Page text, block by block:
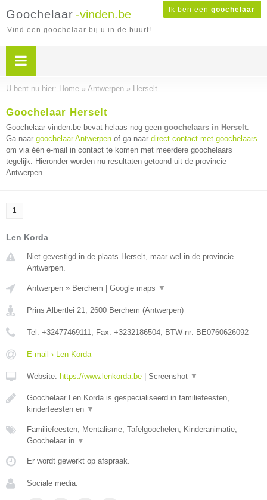
Ik ben een goochelaar
Goochelaar -vinden.be
Vind een goochelaar bij u in de buurt!
U bent nu hier: Home » Antwerpen » Herselt
Goochelaar Herselt
Goochelaar-vinden.be bevat helaas nog geen goochelaars in Herselt.
Ga naar goochelaar Antwerpen of ga naar direct contact met goochelaars
om via één e-mail in contact te komen met meerdere goochelaars
tegelijk. Hieronder worden nu resultaten getoond uit de provincie
Antwerpen.
1
Len Korda
Niet gevestigd in de plaats Herselt, maar wel in de provincie
Antwerpen.
Antwerpen » Berchem Google maps ▼
Prins Albertlei 21, 2600 Berchem (Antwerpen)
Tel: +32477469111, Fax: +3232186504, BTW-nr: BE0760626092
E-mail › Len Korda
Website: https://www.lenkorda.be Screenshot ▼
Goochelaar Len Korda is gespecialiseerd in familiefeesten,
kinderfeesten en ▼
Familiefeesten, Mentalisme, Tafelgoochelen, Kinderanimatie,
Goochelaar in ▼
Er wordt gewerkt op afspraak.
Sociale media: